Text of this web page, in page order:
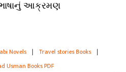
આક્રમણ
Novels | Travel stories Books |
Usman Books PDF